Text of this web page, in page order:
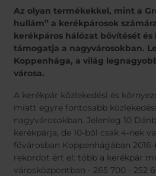
Africa
Austria
Belgium
Chile
Germany
Iceland
Jamaica
Moldavia
Norway
Az olyan termékekkel, mint a
hullám” a kerékpárosok
kerékpáros hálózat bővítését
támogatja a nagyvárosokban.
Koppenhága, a világ
városa.
A kerékpár közlekedési és
miatt egyre fontosabb
nagyvárosokban. Jelenleg 10
kerékpárja, de 10-ből csak 4-nek
fővárosban Koppenhágában
rekordot ért el: több a kerékpár
városközpontban - 265 700 - 252